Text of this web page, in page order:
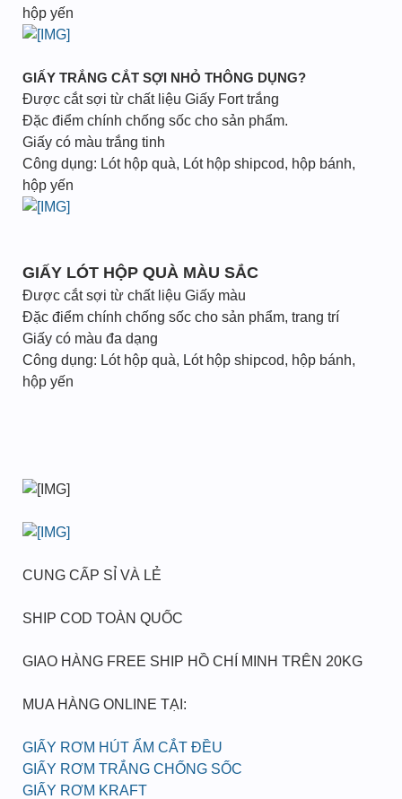
hộp yến
GIẤY TRẮNG CẮT SỢI NHỎ THÔNG DỤNG?
Được cắt sợi từ chất liệu Giấy Fort trắng
Đặc điểm chính chống sốc cho sản phẩm.
Giấy có màu trắng tinh
Công dụng: Lót hộp quà, Lót hộp shipcod, hộp bánh,
hộp yến
GIẤY LÓT HỘP QUÀ MÀU SẮC
Được cắt sợi từ chất liệu Giấy màu
Đặc điểm chính chống sốc cho sản phẩm, trang trí
Giấy có màu đa dạng
Công dụng: Lót hộp quà, Lót hộp shipcod, hộp bánh,
hộp yến
CUNG CẤP SỈ VÀ LẺ
SHIP COD TOÀN QUỐC
GIAO HÀNG FREE SHIP HỒ CHÍ MINH TRÊN 20KG
MUA HÀNG ONLINE TẠI:
GIẤY RƠM HÚT ẨM CẮT ĐỀU
GIẤY RƠM TRẮNG CHỐNG SỐC
GIẤY RƠM KRAFT